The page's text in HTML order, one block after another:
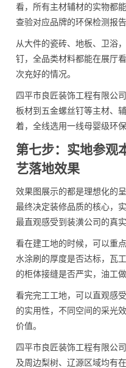
看，所有主材辅材的实物都
查验对应品牌的环保检测报
从大件的瓷砖、地板、卫浴
钉，全品类材料都能在展厅
次充好的情况。
四平市良匠装饰工程有限公
板材到五金螺丝钉等主材、
着，全线选用一线母婴级环
第七步：实地参观
艺落地效果
效果图展示的都是理想化的
最终决定装修品质的核心，
最直观感受到装潢公司的真实
看在建工地的时候，可以重
水涂刷的厚度是否达标，瓦
的柜体接缝是否严实，油工
看完完工工地，可以直观感
的实用性，不同空间的采光
价值。
四平市良匠装饰工程有限公
及周边梨树、辽源区域均有